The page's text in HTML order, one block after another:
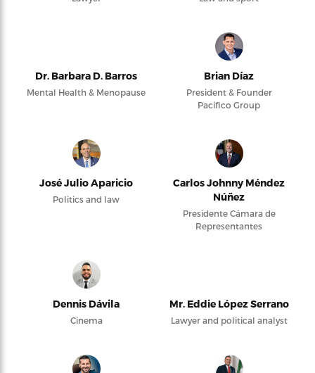
Dr. Barbara D. Barros
Mental Health & Menopause
Brian Díaz
President & Founder
Pacifico Group
José Julio Aparicio
Politics and law
Carlos Johnny Méndez
Núñez
Presidente Cámara de
Representantes
Dennis Dávila
Cinema
Mr. Eddie López Serrano
Lawyer and political analyst